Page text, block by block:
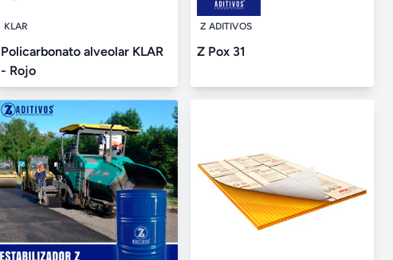
KLAR
Policarbonato alveolar KLAR
- Rojo
Z ADITIVOS
Z Pox 31